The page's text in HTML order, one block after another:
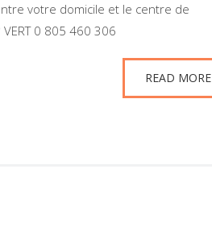
votre domicile et le centre de
0 805 460 306
READ MORE